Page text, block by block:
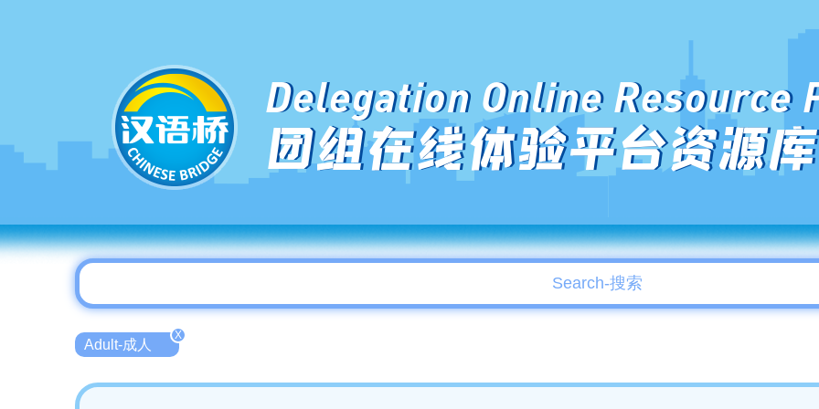
Delegation Online Resource
团组在线体验平台资源库
Adult-成人
X